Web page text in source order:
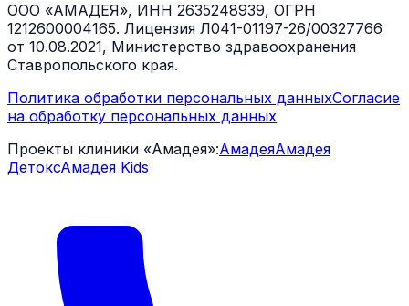
ООО «АМАДЕЯ», ИНН 2635248939, ОГРН
1212600004165. Лицензия Л041-01197-26/00327766
от 10.08.2021, Министерство здравоохранения
Ставропольского края.
Политика обработки персональных данныхСогласие
на обработку персональных данных
Проекты клиники «Амадея»:АмадеяАмадея
ДетоксАмадея Kids